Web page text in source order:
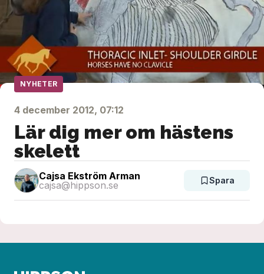
NYHETER
4 december 2012, 07:12
Lär dig mer om hästens
skelett
Cajsa Ekström Arman
cajsa@hippson.se
Spara